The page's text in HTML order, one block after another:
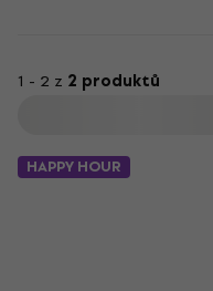
jedinečný charakter a je
1 - 2 z 2 produktů
HAPPY HOUR